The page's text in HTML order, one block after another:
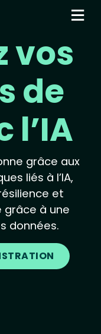
vos
de
l’IA
grâce aux
liés à l’IA,
et
à une
données.